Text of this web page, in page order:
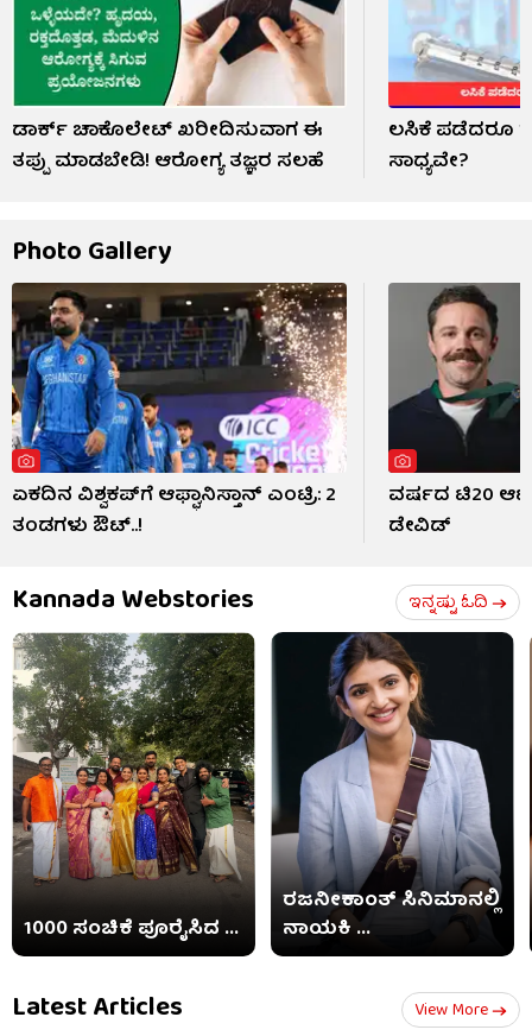
ಡಾರ್ಕ್ ಚಾಕೊಲೇಟ್ ಖರೀದಿಸುವಾಗ ಈ
ತಪ್ಪು ಮಾಡಬೇಡಿ! ಆರೋಗ್ಯ ತಜ್ಞರ ಸಲಹೆ
ಲಸಿಕೆ ಪಡೆದರೂ
ಸಾಧ್ಯವೇ?
Photo Gallery
ಏಕದಿನ ವಿಶ್ವಕಪ್‌ಗೆ ಆಫ್ಘಾನಿಸ್ತಾನ್ ಎಂಟ್ರಿ: 2
ತಂಡಗಳು ಔಟ್..!
ವರ್ಷದ ಟಿ20
ಡೇವಿಡ್
Kannada Webstories ಇನ್ನಷ್ಟು ಓದಿ
1000 ಸಂಚಿಕೆ ಪೂರೈಸಿದ ...
ರಜನೀಕಾಂತ್ ಸಿನಿಮಾನಲ್ಲಿ
ನಾಯಕಿ ...
Latest Articles View More